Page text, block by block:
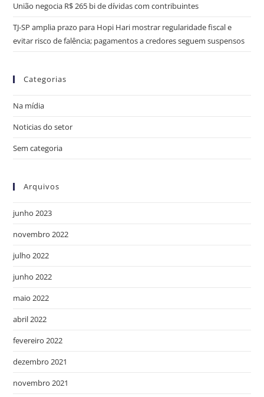
União negocia R$ 265 bi de dívidas com contribuintes
TJ-SP amplia prazo para Hopi Hari mostrar regularidade fiscal e
evitar risco de falência; pagamentos a credores seguem suspensos
Categorias
Na mídia
Noticias do setor
Sem categoria
Arquivos
junho 2023
novembro 2022
julho 2022
junho 2022
maio 2022
abril 2022
fevereiro 2022
dezembro 2021
novembro 2021